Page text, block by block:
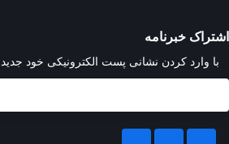
اشتراک خبرنامه
با وارد کردن نشانی پست الکترونیکی خود جدید